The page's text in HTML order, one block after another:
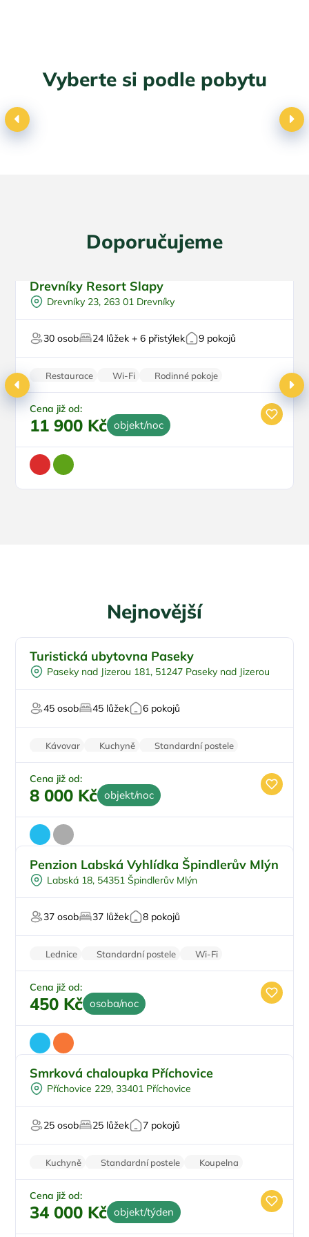
Vyberte si podle pobytu
Doporučujeme
Pro rodiny s dětmi
Vířivka
Sauna
Drevníky Resort Slapy
Drevníky 23, 263 01 Drevníky
30 osob 24 lůžek + 6 přistýlek 9 pokojů
Restaurace Wi-Fi
Rodinné pokoje
Balkon/terasa
Parkování zdarma
Cena již od:
11 900 Kč objekt/noc
Nejnovější
U lesa
Firemní akce/teambuilding
Pro svatby a oslavy
Turistická ubytovna Paseky
Paseky nad Jizerou 181, 51247 Paseky nad Jizerou
45 osob 45 lůžek 6 pokojů
Kávovar Kuchyně
Standardní postele
Wi-Fi
Zvířata povolena
Cena již od:
8 000 Kč objekt/noc
Pro skupiny
U lyžařského střediska
V národním parku
Penzion Labská Vyhlídka Špindlerův Mlýn
Labská 18, 54351 Špindlerův Mlýn
37 osob 37 lůžek 8 pokojů
Lednice Standardní postele
Wi-Fi
Zvířata povolena
Parkování zdarma
Cena již od:
450 Kč osoba/noc
Pro rodiny s dětmi
Na horách
Pro majitele mazlíčků
Smrková chaloupka Příchovice
Příchovice 229, 33401 Příchovice
25 osob 25 lůžek 7 pokojů
Kuchyně Standardní postele
Koupelna
Nekuřácký objekt
Parkování zdarma
Cena již od:
34 000 Kč objekt/týden